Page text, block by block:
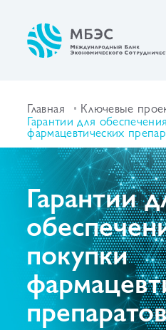
Главная Ключевые
Гарантии для
фармацевтических
Гарантии
покупки